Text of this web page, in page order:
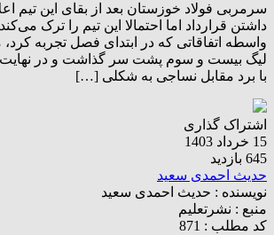
سرمربی فولاد خوزستان بعد از بقای این تیم
داشتن قرارداد اما احتمالا این تیم را ترک
واسطه اتفاقاتی که در ابتدای فصل تجربه
لیگ بیست و سوم پشت سر گذاشت و در نهایت
با برد مقابل نساجی به شکلی […]
اشتراک گذاری
15 خرداد 1403
645 بازدید
حدیث احمدی سعید
نویسنده : حدیث احمدی سعید
منبع : نشرتعلیم
کد مطلب : 871